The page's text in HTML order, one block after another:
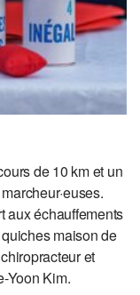
de 10 km et un
aux échauffements
maison de
et
Yoon Kim.